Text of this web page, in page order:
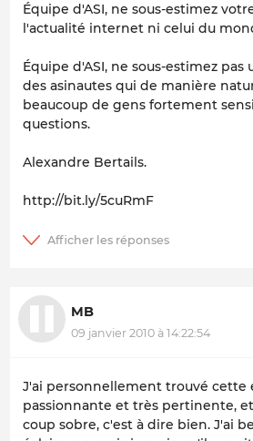
Équipe d'ASI, ne sous-estimez
l'actualité internet ni celui du
Équipe d'ASI, ne sous-estimez
des asinautes qui de manière
beaucoup de gens fortement
questions.
Alexandre Bertails.
http://bit.ly/5cuRmF
MB
09 janvier 2010 à 14:22:54
J'ai personnellement trouvé cette
passionnante et très pertinente,
coup sobre, c'est à dire bien. J'ai